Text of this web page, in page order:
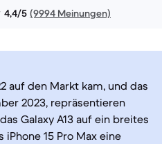
4,4/5 (9994 Meinungen)
auf den Markt kam, und das
2023, repräsentieren
Galaxy A13 auf ein breites
15 Pro Max eine